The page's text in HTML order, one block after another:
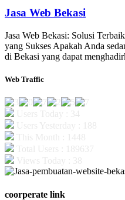
Jasa Web Bekasi
Jasa Web Bekasi: Solusi
yang Sukses Apakah Anda
di Bekasi yang dapat
Web Traffic
coorperate link